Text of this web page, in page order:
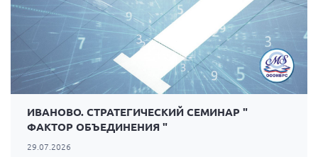
Ульяновская область
Челябинская область
Ярославская область
ИВАНОВО. СТРАТЕГИЧЕСКИЙ СЕМИНАР "
ФАКТОР ОБЪЕДИНЕНИЯ "
29.07.2026